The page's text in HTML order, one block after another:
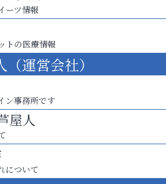
ーツ情報
トの医療情報
運営会社）
ン事務所です
屋人
について